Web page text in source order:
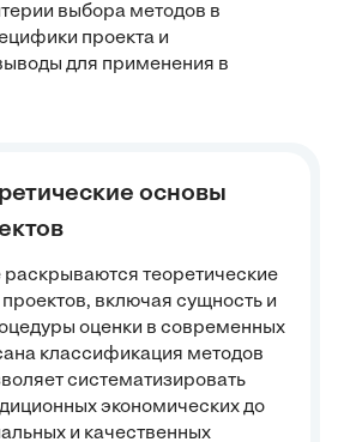
выбора методов в
проекта и
для применения в
основы
раскрываются теоретические
включая сущность и
оценки в современных
классификация методов
систематизировать
экономических до
и качественных